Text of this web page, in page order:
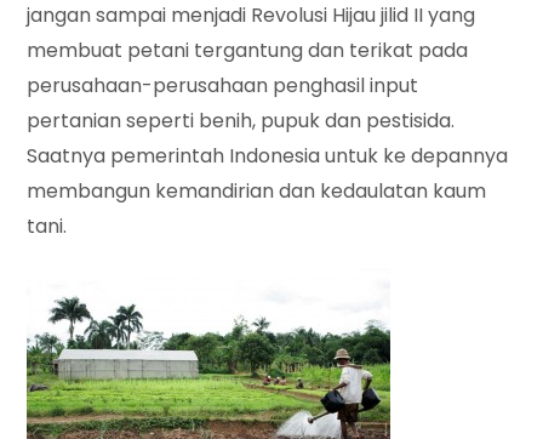
jangan sampai menjadi Revolusi Hijau jilid II yang
membuat petani tergantung dan terikat pada
perusahaan-perusahaan penghasil input
pertanian seperti benih, pupuk dan pestisida.
Saatnya pemerintah Indonesia untuk ke depannya
membangun kemandirian dan kedaulatan kaum
tani.